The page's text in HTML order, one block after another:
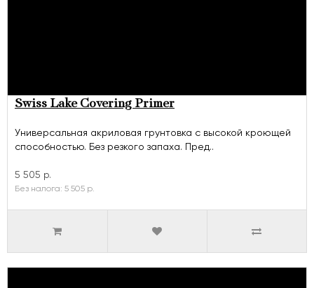
Swiss Lake Covering Primer
Универсальная акриловая грунтовка с высокой кроющей
способностью. Без резкого запаха. Пред..
5 505 р.
Без налога: 5 505 р.